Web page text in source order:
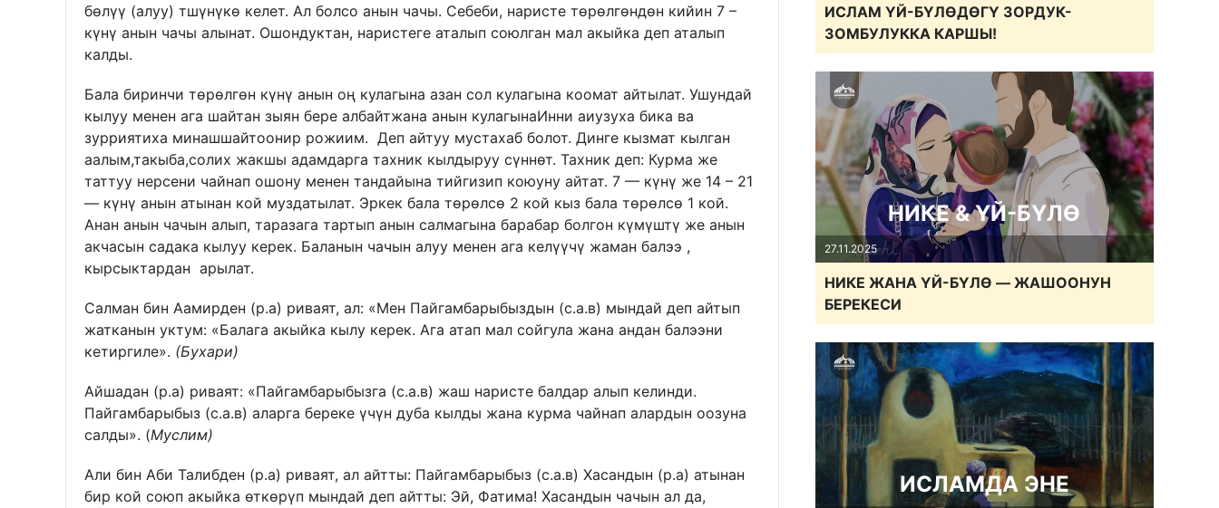
бөлүү (алуу) тшүнүкө келет. Ал болсо анын чачы. Себеби, наристе төрөлгөндөн кийин 7 –
күнү анын чачы алынат. Ошондуктан, наристеге аталып союлган мал акыйка деп аталып
калды.
Бала биринчи төрөлгөн күнү анын оң кулагына азан сол кулагына коомат айтылат. Ушундай
кылуу менен ага шайтан зыян бере албайтжана анын кулагынаИнни аиузуха бика ва
зурриятиха минашшайтоонир рожиим. Деп айтуу мустахаб болот. Динге кызмат кылган
аалым,такыба,солих жакшы адамдарга тахник кылдыруу сүннөт. Тахник деп: Курма же
таттуу нерсени чайнап ошону менен тандайына тийгизип коюуну айтат. 7 — күнү же 14 – 21
— күнү анын атынан кой муздатылат. Эркек бала төрөлсө 2 кой кыз бала төрөлсө 1 кой.
Анан анын чачын алып, таразага тартып анын салмагына барабар болгон күмүштү же анын
акчасын садака кылуу керек. Баланын чачын алуу менен ага келүүчү жаман балээ ,
кырсыктардан арылат.
Салман бин Аамирден (р.а) риваят, ал: «Мен Пайгамбарыбыздын (с.а.в) мындай деп айтып
жатканын уктум: «Балага акыйка кылу керек. Ага атап мал сойгула жана андан балээни
кетиргиле». (Бухари)
Айшадан (р.а) риваят: «Пайгамбарыбызга (с.а.в) жаш наристе балдар алып келинди.
Пайгамбарыбыз (с.а.в) аларга береке үчүн дуба кылды жана курма чайнап алардын оозуна
салды». (Муслим)
Али бин Аби Талибден (р.а) риваят, ал айтты: Пайгамбарыбыз (с.а.в) Хасандын (р.а) атынан
бир кой союп акыйка өткөрүп мындай деп айтты: Эй, Фатима! Хасандын чачын ал да,
ИСЛАМ ҮЙ-БҮЛӨДӨГҮ ЗОРДУК-
ЗОМБУЛУККА КАРШЫ!
НИКЕ & ҮЙ-БҮЛӨ
27.11.2025
НИКЕ ЖАНА ҮЙ-БҮЛӨ — ЖАШООНУН
БЕРЕКЕСИ
ИСЛАМДА ЭНЕ